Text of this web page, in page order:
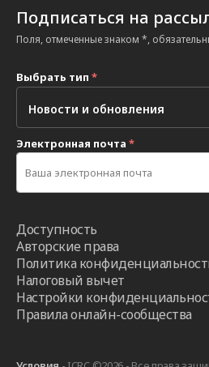
Подписаться на
Поля, отмеченные знаком *,
Выбрать тип *
Электронная почта *
Доступность
Авторские права
Политика
Налоговый вычет
Настройки
Правила онлайн-сообщества